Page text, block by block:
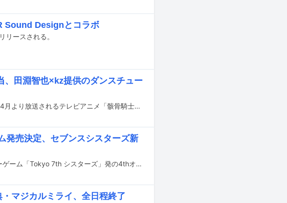
Sound Designとコラボ
リースされる。
、田淵智也×kz提供のダンスチュー
DIALOGUE+の新曲「僕らが愚かだなんて誰が言った」が、4月より放送されるテレビアニメ「骸骨騎士様、只今異世界へお出掛け中」のエンディングテーマに決定した。
発売決定、セブンスシスターズ新
アイドルを育成、プロデュースするリズム＆アドベンチャーゲーム「Tokyo 7th シスターズ」発の4thオリジナルアルバム「IT’S A PERFECT BLUE」が3月17日にリリースされる。
マジカルミライ、全日程終了